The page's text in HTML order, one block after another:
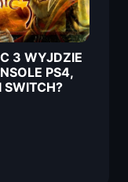
3 WYJDZIE
PS4,
SWITCH?